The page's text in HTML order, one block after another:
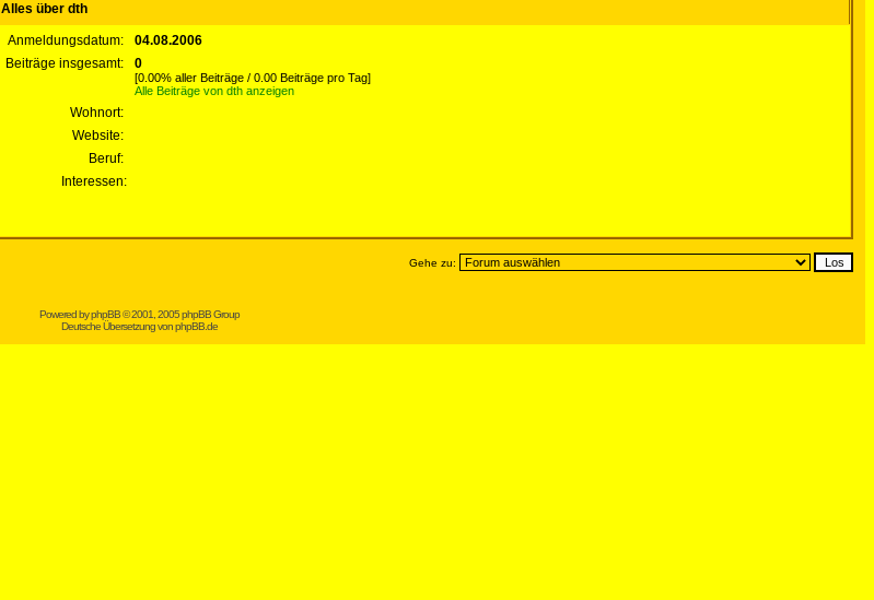
Alles über dth
Anmeldungsdatum:
04.08.2006
Beiträge insgesamt:
0
[0.00% aller Beiträge / 0.00 Beiträge pro Tag]
Alle Beiträge von dth anzeigen
Wohnort:
Website:
Beruf:
Interessen:
Gehe zu:
Powered byphpBB© 2001, 2005 phpBB Group
Deutsche Übersetzung vonphpBB.de